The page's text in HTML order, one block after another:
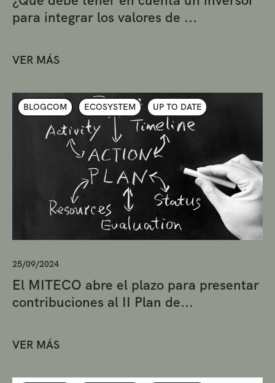
para integrar los valores de ...
VER MÁS
BLOGCOM ECOSYSTEM UP TO DATE
25/09/2024
El MITECO abre el plazo para presentar
contribuciones al II Plan de...
VER MÁS